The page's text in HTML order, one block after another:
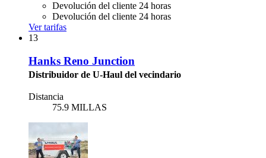
Devolución del cliente 24 horas
Devolución del cliente 24 horas
Ver tarifas
13
Hanks Reno Junction
Distribuidor de U-Haul del vecindario
Distancia
75.9 MILLAS